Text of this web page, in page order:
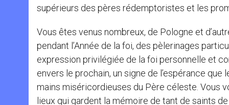
supérieurs des pères rédemptoristes et les
Vous êtes venus nombreux, de Pologne et
pendant l’Année de la foi, des pèlerinages
expression privilégiée de la foi personnelle et
envers le prochain, un signe de l’espérance
mains miséricordieuses du Père céleste. Vous
lieux qui gardent la mémoire de tant de saints